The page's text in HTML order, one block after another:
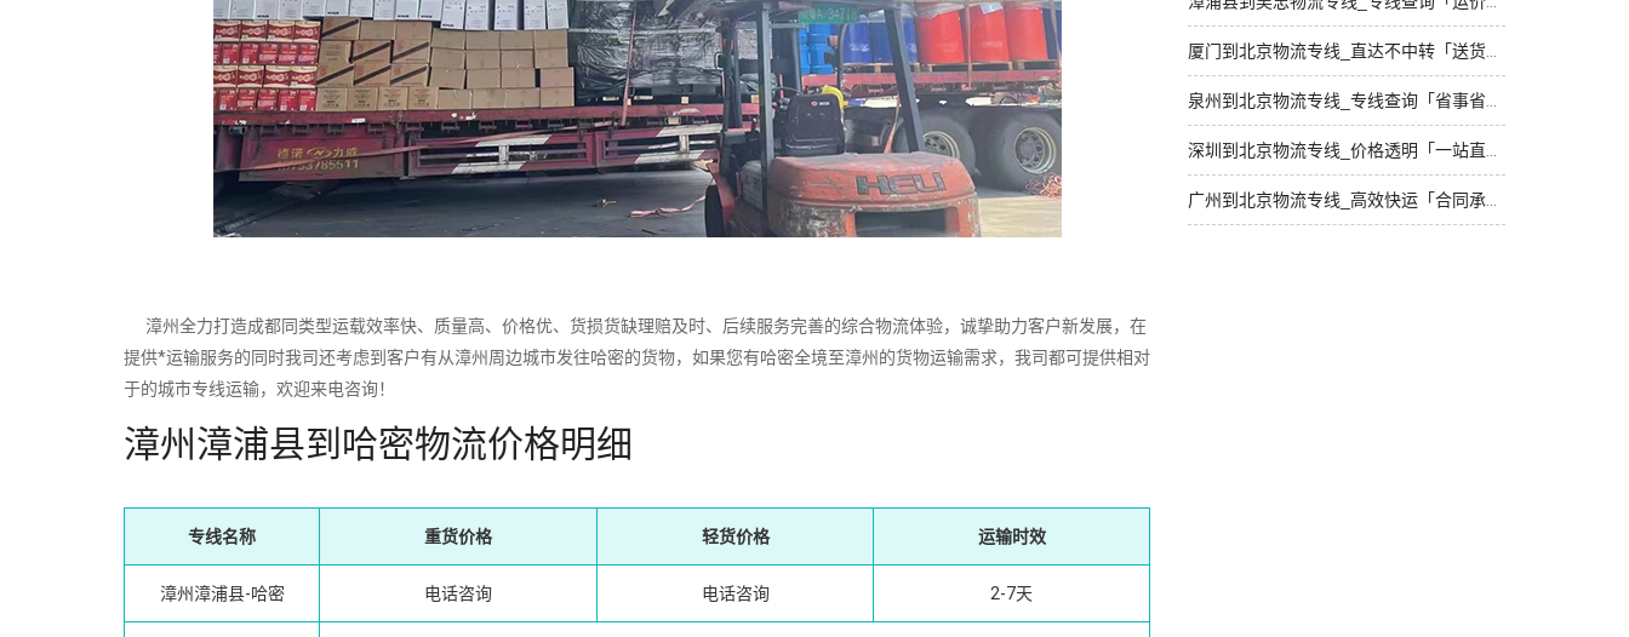
漳州全力打造成都同类型运载效率快、质量高、价格优、货损货缺理赔及时、后续服务完善的综合物流体验，诚挚助力客户新发展，在
提供*运输服务的同时我司还考虑到客户有从漳州周边城市发往哈密的货物，如果您有哈密全境至漳州的货物运输需求，我司都可提供相对
于的城市专线运输，欢迎来电咨询！
漳州漳浦县到哈密物流价格明细
专线名称 重货价格 轻货价格 运输时效
漳州漳浦县-哈密 电话咨询 电话咨询 2-7天
厦门到北京物流专线_直达不中转「送货到门」
泉州到北京物流专线_专线查询「省事省心」
深圳到北京物流专线_价格透明「一站直达」
广州到北京物流专线_高效快运「合同承运」